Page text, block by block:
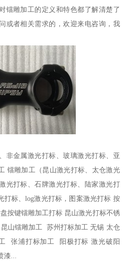
镭雕加工的定义和特色都了解清楚了
或者相关需求的，欢迎来电咨询，我
非金属激光打标、玻璃激光打标、亚
镭雕加工（昆山激光打标、太仓激光
光打标、石牌激光打标、陆家激光打
打标、log激光打标，图案激光打标 按
按键镭雕加工打标 昆山激光打标不锈
山镭雕加工 苏州打标加工 无锡 太仓
张浦打标加工 阳极打标 激光破阳
漆...